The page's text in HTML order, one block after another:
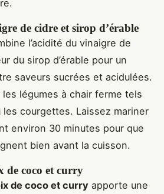
de cidre et sirop d’érable
l’acidité du vinaigre de
du sirop d’érable pour un
saveurs sucrées et acidulées.
légumes à chair ferme tels
courgettes. Laissez mariner
environ 30 minutes pour que
bien avant la cuisson.
de coco et curry
de coco et curry apporte une